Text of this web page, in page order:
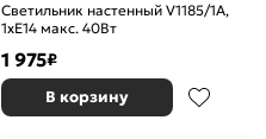
Светильник настенный V1185/1A,
1xE14 макс. 40Вт
1 975₽
В корзину